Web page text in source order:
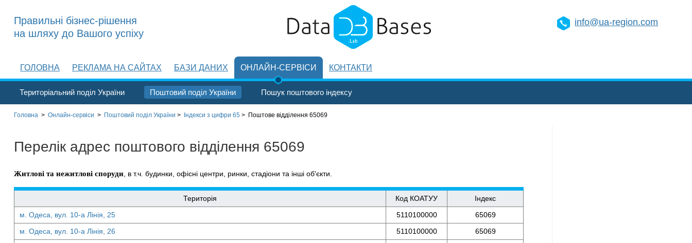
info@ua-region.com
Правильні бізнес-рішення
на шляху до Вашого успіху
ГОЛОВНА РЕКЛАМА НА САЙТАХ БАЗИ ДАНИХ ОНЛАЙН-СЕРВІСИ
Територіальний поділ України Поштовий поділ України Пошук поштового індексу
КОНТАКТИ
Головна > Онлайн-сервіси > Поштовий поділ України > Індекси з цифри 65 > Поштове відділення 65069
Перелік адрес поштового відділення 65069
Житлові та нежитлові споруди , в т.ч. будинки, офісні центри, ринки, стадіони та інші об'єкти.
Територія Код КОАТУУ
Індекс
м. Одеса, вул. 10-а Лінія, 25
5110100000
65069
м. Одеса, вул. 10-а Лінія, 26
5110100000
65069